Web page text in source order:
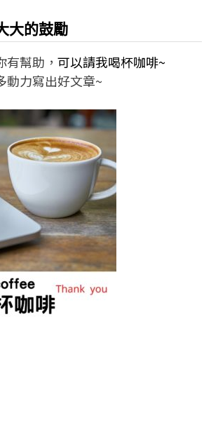
大的鼓勵
幫助， 可以請我喝杯咖啡~
動力寫出好文章~